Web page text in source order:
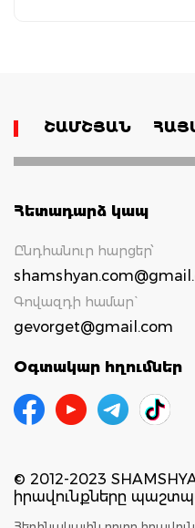
ՇԱՄՇՅԱՆ
Հետադարձ կապ
Ընդհանուր հարցեր՝
Գովազդի համար`
gevorget@gmail.com
Օգտակար հղումներ
© 2012-2023
իրավունքները